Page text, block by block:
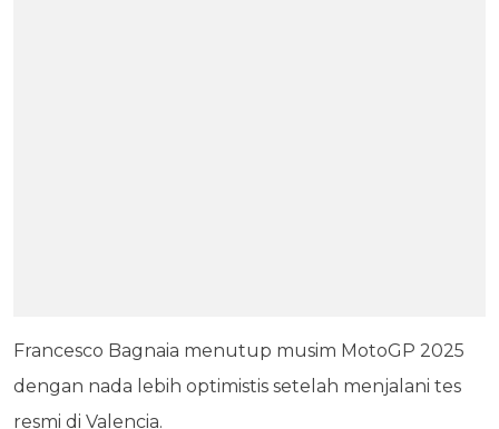
Francesco Bagnaia menutup musim MotoGP 2025
dengan nada lebih optimistis setelah menjalani tes
resmi di Valencia.